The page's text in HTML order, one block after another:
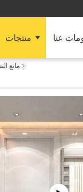
منتجات عنا
مانع